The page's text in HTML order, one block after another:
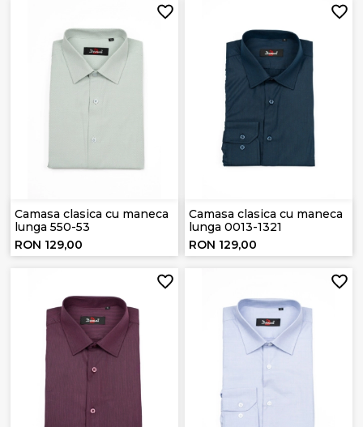
Camasa clasica cu maneca
lunga 550-53
RON 129,00
Camasa clasica cu maneca
lunga 0013-1321
RON 129,00